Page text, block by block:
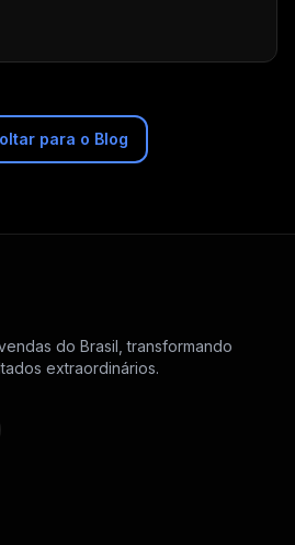
para o Blog
do Brasil, transformando
extraordinários.